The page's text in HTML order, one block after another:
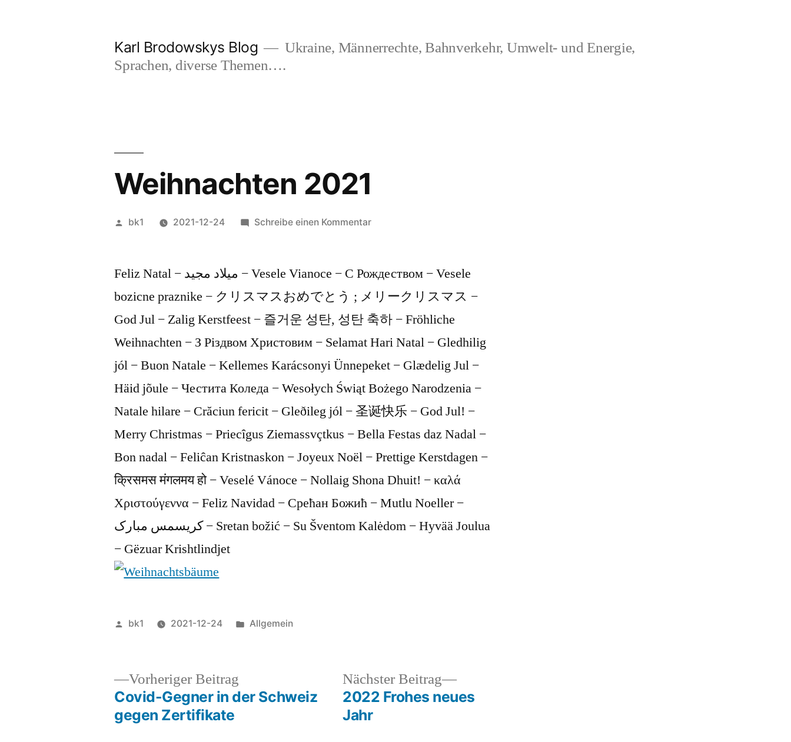
Karl Brodowskys Blog
Ukraine, Männerrechte, Bahnverkehr, Umwelt- und Energie,
Sprachen, diverse Themen….
Weihnachten 2021
Veröffentlicht
bk1 2021-12-24 Schreibe einen Kommentarzu
Feliz Natal − ميلاد مجيد − Vesele Vianoce − С Рождеством − Vesele
bozicne praznike − クリスマスおめでとう ; メリークリスマス −
God Jul − Zalig Kerstfeest − 즐거운 성탄, 성탄 축하 − Fröhliche
Weihnachten − З Рiздвом Христовим − Selamat Hari Natal − Gledhilig
jól − Buon Natale − Kellemes Karácsonyi Ünnepeket − Glædelig Jul −
Häid jõule − Честита Коледа − Wesołych Świąt Bożego Narodzenia −
Natale hilare − Crăciun fericit − Gleðileg jól − 圣诞快乐 − God Jul! −
Merry Christmas − Priecîgus Ziemassvçtkus − Bella Festas daz Nadal −
Bon nadal − Feliĉan Kristnaskon − Joyeux Noël − Prettige Kerstdagen −
क्रिसमस मंगलमय हो − Veselé Vánoce − Nollaig Shona Dhuit! − καλά
Χριστούγεννα − Feliz Navidad − Срећан Божић − Mutlu Noeller −
کريسمس مبارک − Sretan božić − Su Šventom Kalėdom − Hyvää Joulua
− Gëzuar Krishtlindjet
Veröffentlicht
bk1 2021-12-24
Veröffentlicht
Allgemein
Beitragsnavigation
Vorheriger Beitrag
Beitrag:
Covid-Gegner in der Schweiz
gegen Zertifikate
Nächster Beitrag
Nächster
Beitrag:
2022 Frohes neues
Jahr